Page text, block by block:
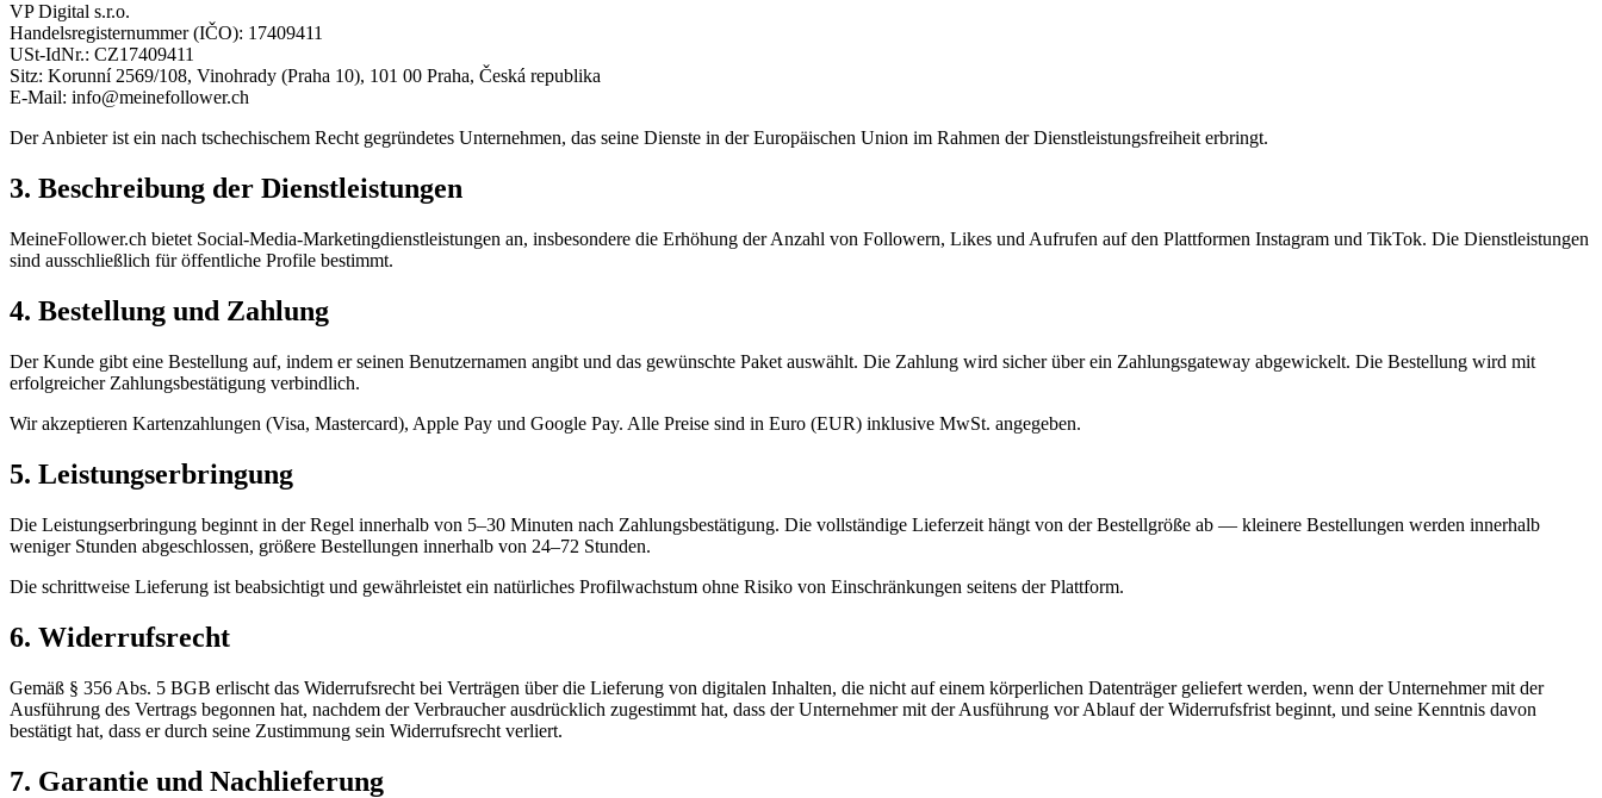
VP Digital s.r.o.
Handelsregisternummer (IČO): 17409411
USt-IdNr.: CZ17409411
Sitz: Korunní 2569/108, Vinohrady (Praha 10), 101 00 Praha, Česká republika
E-Mail: info@meinefollower.ch
Der Anbieter ist ein nach tschechischem Recht gegründetes Unternehmen, das seine Dienste in der Europäischen Union im Rahmen der Dienstleistungsfreiheit erbringt.
3. Beschreibung der Dienstleistungen
MeineFollower.ch bietet Social-Media-Marketingdienstleistungen an, insbesondere die Erhöhung der Anzahl von Followern, Likes und Aufrufen auf den Plattformen Instagram und TikTok. Die Dienstleistungen
sind ausschließlich für öffentliche Profile bestimmt.
4. Bestellung und Zahlung
Der Kunde gibt eine Bestellung auf, indem er seinen Benutzernamen angibt und das gewünschte Paket auswählt. Die Zahlung wird sicher über ein Zahlungsgateway abgewickelt. Die Bestellung wird mit
erfolgreicher Zahlungsbestätigung verbindlich.
Wir akzeptieren Kartenzahlungen (Visa, Mastercard), Apple Pay und Google Pay. Alle Preise sind in Euro (EUR) inklusive MwSt. angegeben.
5. Leistungserbringung
Die Leistungserbringung beginnt in der Regel innerhalb von 5–30 Minuten nach Zahlungsbestätigung. Die vollständige Lieferzeit hängt von der Bestellgröße ab — kleinere Bestellungen werden innerhalb
weniger Stunden abgeschlossen, größere Bestellungen innerhalb von 24–72 Stunden.
Die schrittweise Lieferung ist beabsichtigt und gewährleistet ein natürliches Profilwachstum ohne Risiko von Einschränkungen seitens der Plattform.
6. Widerrufsrecht
Gemäß § 356 Abs. 5 BGB erlischt das Widerrufsrecht bei Verträgen über die Lieferung von digitalen Inhalten, die nicht auf einem körperlichen Datenträger geliefert werden, wenn der Unternehmer mit der
Ausführung des Vertrags begonnen hat, nachdem der Verbraucher ausdrücklich zugestimmt hat, dass der Unternehmer mit der Ausführung vor Ablauf der Widerrufsfrist beginnt, und seine Kenntnis davon
bestätigt hat, dass er durch seine Zustimmung sein Widerrufsrecht verliert.
7. Garantie und Nachlieferung